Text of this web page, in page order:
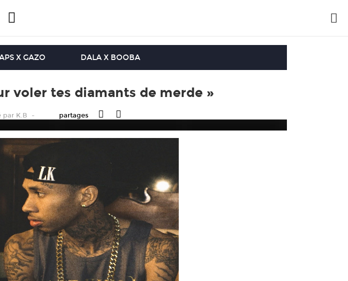
X GAZO DALA X BOOBA
voler tes diamants de merde »
par K.B partages